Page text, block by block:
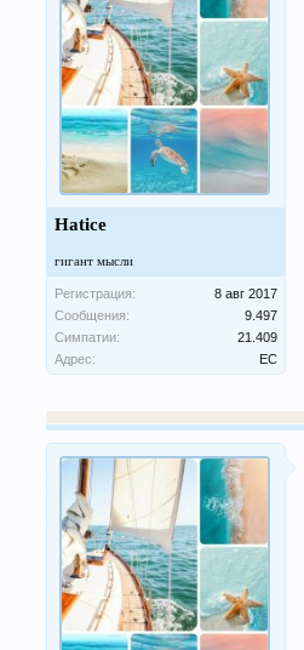
Hatice
гигант мысли
Регистрация:
8 авг 2017
Сообщения:
9.497
Симпатии:
21.409
Адрес:
ЕС